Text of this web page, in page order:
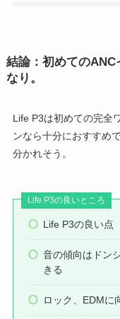
結論：初めての
なり。
Life P3は初めての完全
ンなら十分におすすめ
分かれそう。
Life P3の良いところ
Life P3の良い点
音の傾向はドン
きる
ロック、EDMに